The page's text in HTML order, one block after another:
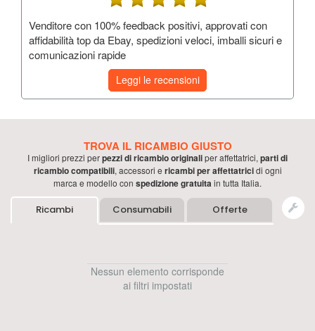
Venditore con 100% feedback positivi, approvati con
affidabilità top da Ebay, spedizioni veloci, imballi sicuri e
comunicazioni rapide
Leggi le recensioni
TROVA IL RICAMBIO GIUSTO
I migliori prezzi perpezzi di ricambio originaliperaffettatrici, parti di
ricambio compatibili, accessori e ricambi peraffettatricidi ogni
marca e modello con spedizione gratuitain tutta Italia.
Ricambi Consumabili Offerte
Nessun elemento corrisponde
ai filtri impostati